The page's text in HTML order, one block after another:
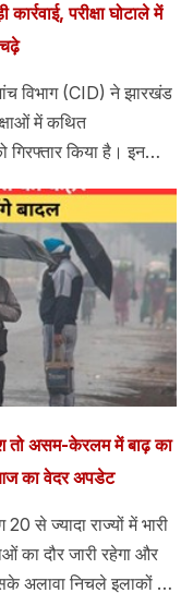
परीक्षा घोटाले में
विभाग (CID) ने झारखंड
में कथित
किया है। इन
रांची और लखनऊ से
तो असम-केरलम में बाढ़ का
का वेदर अपडेट
से ज्यादा राज्यों में भारी
का दौर जारी रहेगा और
अलावा निचले इलाकों में